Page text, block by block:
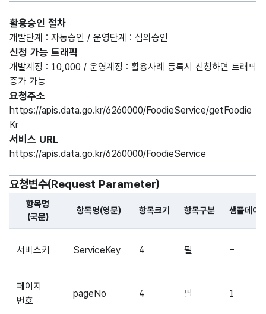
활용승인 절차
개발단계 : 자동승인 / 운영단계 : 심의승인
신청 가능 트래픽
개발계정 : 10,000 / 운영계정 : 활용사례 등록시 신청하면 트래픽
증가 가능
요청주소
https://apis.data.go.kr/6260000/FoodieService/getFoodie
Kr
서비스 URL
https://apis.data.go.kr/6260000/FoodieService
요청변수(Request Parameter)
항목명
(국문)
항목명(영문) 항목크기 항목구분 샘플데이
서비스키 ServiceKey 4 필 -
페이지
번호
pageNo 4 필 1